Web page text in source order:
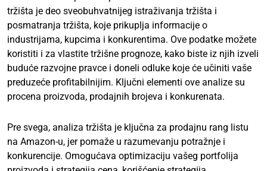
tržišta je deo sveobuhvatnijeg istraživanja tržišta i
posmatranja tržišta, koje prikuplja informacije o
industrijama, kupcima i konkurentima. Ove podatke možete
koristiti i za vlastite tržišne prognoze, kako biste iz njih izveli
buduće razvojne pravce i doneli odluke koje će učiniti vaše
preduzeće profitabilnijim. Ključni elementi ove analize su
procena proizvoda, prodajnih brojeva i konkurenata.
Pre svega, analiza tržišta je ključna za prodajnu rang listu
na Amazon-u, jer pomaže u razumevanju potražnje i
konkurencije. Omogućava optimizaciju vašeg portfolija